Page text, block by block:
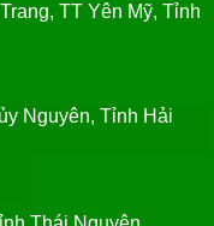
TT Yên Mỹ, Tỉnh
Nguyên, Tỉnh Hải